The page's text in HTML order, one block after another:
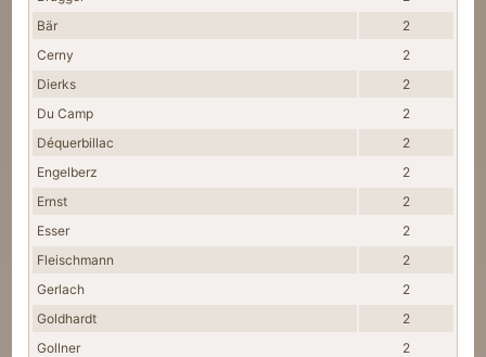
Bär
2
Cerny
2
Dierks
2
Du Camp
2
Déquerbillac
2
Engelberz
2
Ernst
2
Esser
2
Fleischmann
2
Gerlach
2
Goldhardt
2
Gollner
2